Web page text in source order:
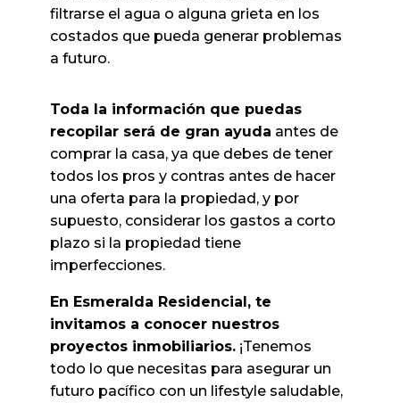
filtrarse el agua o alguna grieta en los
costados que pueda generar problemas
a futuro.
Toda la información que puedas
recopilar será de gran ayuda antes de
comprar la casa, ya que debes de tener
todos los pros y contras antes de hacer
una oferta para la propiedad, y por
supuesto, considerar los gastos a corto
plazo si la propiedad tiene
imperfecciones.
En Esmeralda Residencial, te
invitamos a conocer nuestros
proyectos inmobiliarios. ¡Tenemos
todo lo que necesitas para asegurar un
futuro pacífico con un lifestyle saludable,